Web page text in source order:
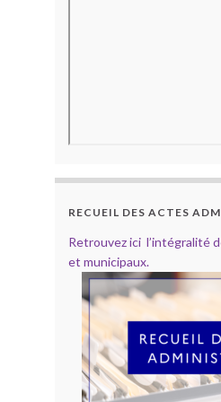
RECUEIL DES ACTES
Retrouvez ici l’intégralité
et municipaux.